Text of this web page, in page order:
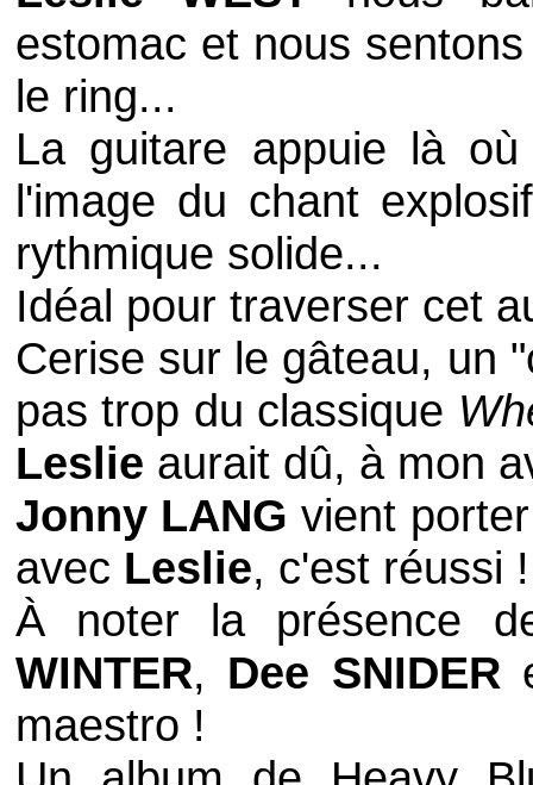
estomac et nous
le ring...
La guitare appuie là
l'image du chant
rythmique solide...
Idéal pour traverser cet
Cerise sur le gâteau, un "
pas trop du classique
Leslie aurait dû, à mon
Jonny LANG vient
avec Leslie, c'est réussi
À noter la présence
WINTER, Dee SNIDER
maestro !